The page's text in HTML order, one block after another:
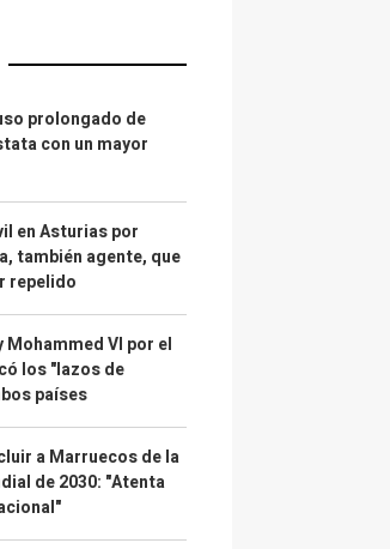
prolongado de
con un mayor
en Asturias por
también agente, que
repelido
VI por el
los "lazos de
países
a Marruecos de la
de 2030: "Atenta